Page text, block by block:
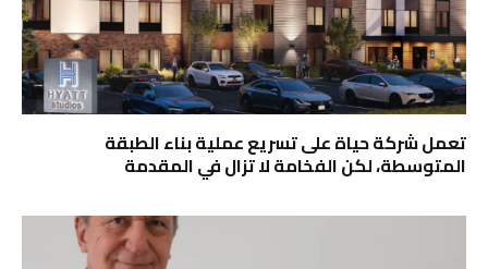
تعمل شركة حياة على تسريع عملية بناء الطبقة
المتوسطة، لكن الفخامة لا تزال في المقدمة